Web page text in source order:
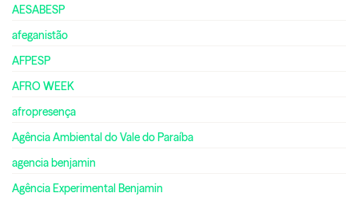
AESABESP
afeganistão
AFPESP
AFRO WEEK
afropresença
Agência Ambiental do Vale do Paraíba
agencia benjamin
Agência Experimental Benjamin